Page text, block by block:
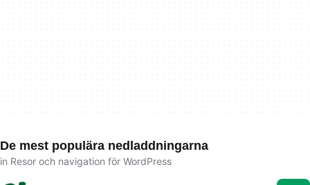
De mest populära nedladdningarna
in Resor och navigation för WordPress